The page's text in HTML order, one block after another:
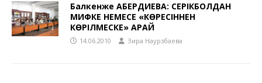
Балкенже АҚБЕРДИЕВА: СЕРIКБОЛДАН
МИФКЕ НЕМЕСЕ «КӨРЕСIННЕН
КӨРIЛМЕСКЕ» ҚАРАЙ
14.06.2010 Зира Наурзбаева